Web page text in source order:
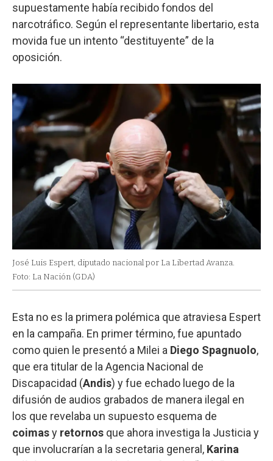
supuestamente había recibido fondos del
narcotráfico. Según el representante libertario, esta
movida fue un intento “destituyente” de la
oposición.
José Luis Espert, diputado nacional por La Libertad Avanza.
Foto: La Nación (GDA)
Esta no es la primera polémica que atraviesa Espert
en la campaña. En primer término, fue apuntado
como quien le presentó a Milei a Diego Spagnuolo,
que era titular de la Agencia Nacional de
Discapacidad (Andis) y fue echado luego de la
difusión de audios grabados de manera ilegal en
los que revelaba un supuesto esquema de
coimasy retornos que ahora investiga la Justicia y
que involucrarían a la secretaria general, Karina